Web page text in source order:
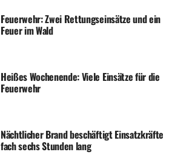
Feuerwehr: Zwei Rettungseinsätze und ein
Feuer im Wald
Heißes Wochenende: Viele Einsätze für die
Feuerwehr
Nächtlicher Brand beschäftigt Einsatzkräfte
fach sechs Stunden lang